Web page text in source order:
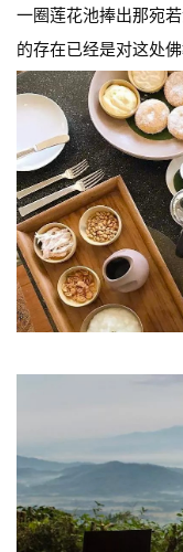
一圈莲花池捧出那宛
的存在已经是对这处